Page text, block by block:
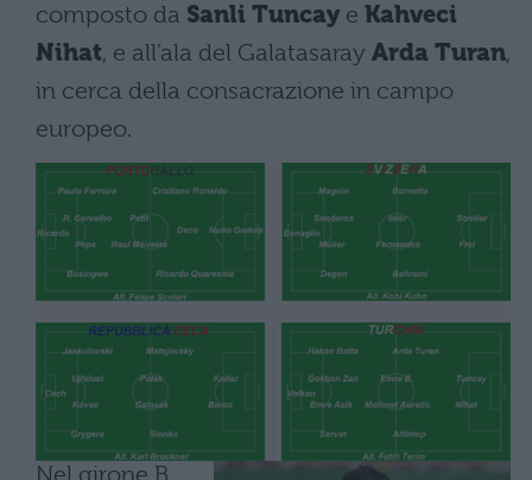
composto da Sanli Tuncay e Kahveci
Nihat, e all’ala del Galatasaray Arda Turan,
in cerca della consacrazione in campo
europeo.